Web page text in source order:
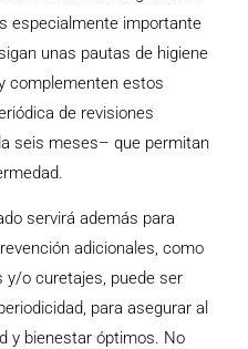
especialmente importante
unas pautas de higiene
complementen estos
de revisiones
seis meses– que permitan
servirá además para
adicionales, como
y/o curetajes, puede ser
para asegurar al
y bienestar óptimos. No